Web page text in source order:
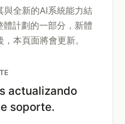
與全新的AI系統能力結
計劃的一部分，新體
本頁面將會更新。
actualizando
soporte.